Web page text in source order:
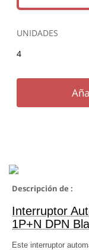
UNIDADES
4
Descripción de :
Interruptor
1P+N DPN
Este interruptor